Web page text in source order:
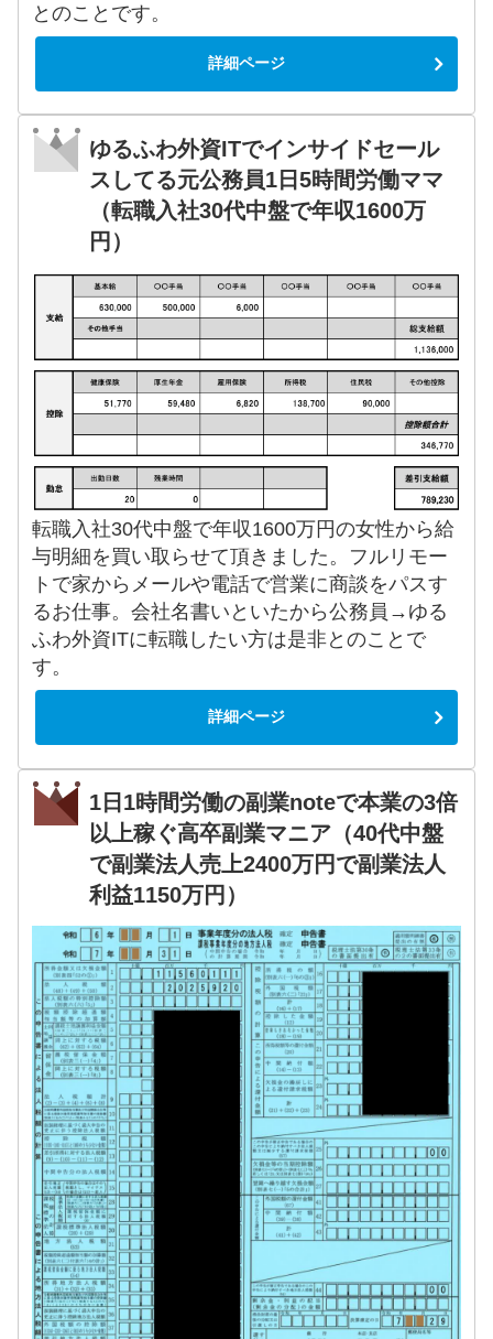
とのことです。
詳細ページ
ゆるふわ外資ITでインサイドセール
スしてる元公務員1日5時間労働ママ
（転職入社30代中盤で年収1600万
円）
転職入社30代中盤で年収1600万円の女性から給
与明細を買い取らせて頂きました。フルリモー
トで家からメールや電話で営業に商談をパスす
るお仕事。会社名書いといたから公務員→ゆる
ふわ外資ITに転職したい方は是非とのことで
す。
詳細ページ
1日1時間労働の副業noteで本業の3倍
以上稼ぐ高卒副業マニア（40代中盤
で副業法人売上2400万円で副業法人
利益1150万円）